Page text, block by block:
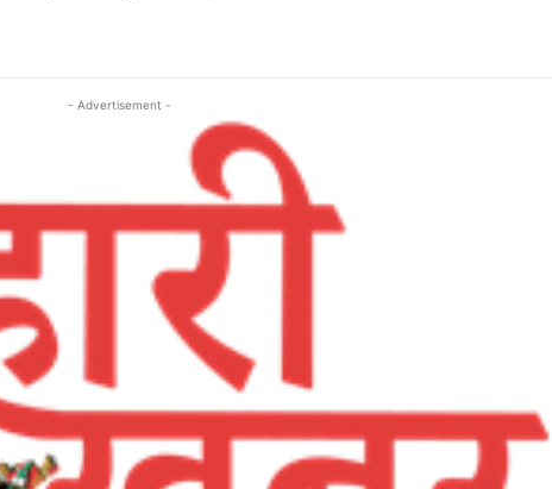
- Advertisement -